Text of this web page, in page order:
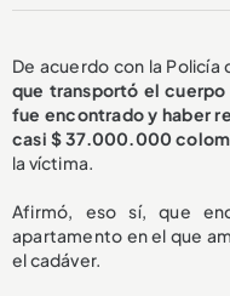
De acuerdo con la Policía
que transportó el
fue encontrado y haber
casi $ 37.000.000
la víctima.
Afirmó, eso sí, que
apartamento en el que
el cadáver.